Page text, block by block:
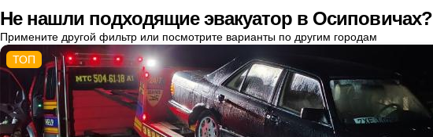
Не нашли подходящие эвакуатор в Осиповичах?
Примените другой фильтр или посмотрите варианты по другим городам